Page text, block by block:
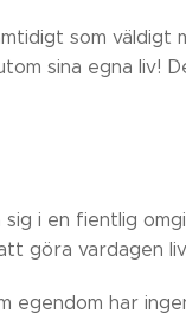
som väldigt
sina egna liv!
i en fientlig
göra vardagen
egendom har